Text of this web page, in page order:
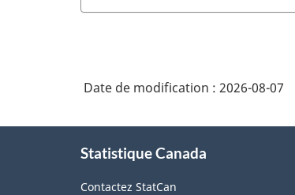
Date de modification : 2026-08-07
Statistique Canada
Contactez StatCan